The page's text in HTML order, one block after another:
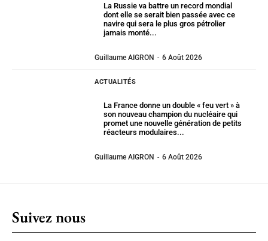
La Russie va battre un record mondial
dont elle se serait bien passée avec ce
navire qui sera le plus gros pétrolier
jamais monté...
Guillaume AIGRON - 6 Août 2026
ACTUALITÉS
La France donne un double « feu vert » à
son nouveau champion du nucléaire qui
promet une nouvelle génération de petits
réacteurs modulaires...
Guillaume AIGRON - 6 Août 2026
Suivez nous